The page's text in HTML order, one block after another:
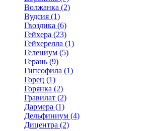
Волжанка (2)
Вудсия (1)
Гвоздика (6)
Гейхера (23)
Гейхерелла (1)
Гелениум (5)
Герань (9)
Гипсофила (1)
Горец (1)
Горянка (2)
Гравилат (2)
Дармера (1)
Дельфиниум (4)
Дицентра (2)